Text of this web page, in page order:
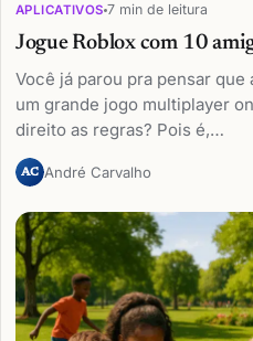
APLICATIVOS 7 min de leitura
Jogue Roblox com 10
Você já parou pra pensar que
um grande jogo multiplayer
direito as regras? Pois é,…
AC André Carvalho